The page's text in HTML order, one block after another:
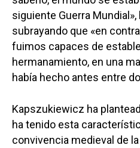
siguiente Guerra Mundial»,
subrayando que «en
fuimos capaces de
hermanamiento, en una
había hecho antes entre
Kapszukiewicz ha
ha tenido esta
convivencia medieval de